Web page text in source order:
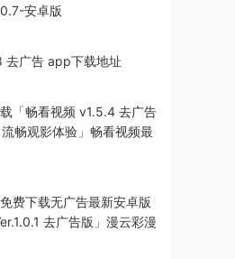
安卓版
去广告 app下载地址
「畅看视频 v1.5.4 去广告
畅观影体验」畅看视频最
费下载无广告最新安卓版
去广告版」漫云彩漫